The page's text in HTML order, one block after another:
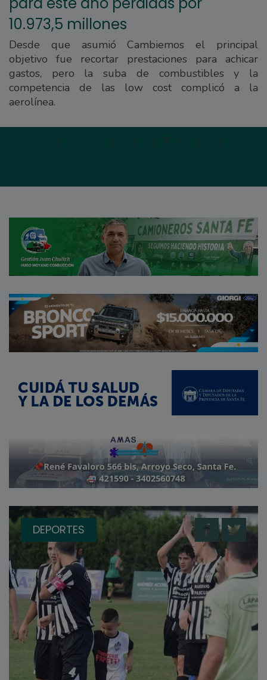
10.973,5 millones
Desde que asumió Cambiemos el principal
objetivo fue recortar prestaciones para achicar
gastos, pero la suba de combustibles y la
competencia de las low cost complicó a la
aerolínea.
| | | | 7 | | |
DEPORTES